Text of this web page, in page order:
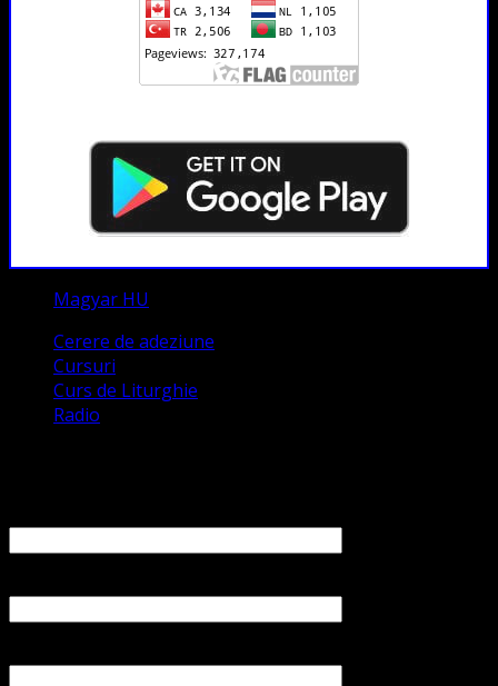
Magyar HU
Cerere de adeziune
Cursuri
Curs de Liturghie
Radio